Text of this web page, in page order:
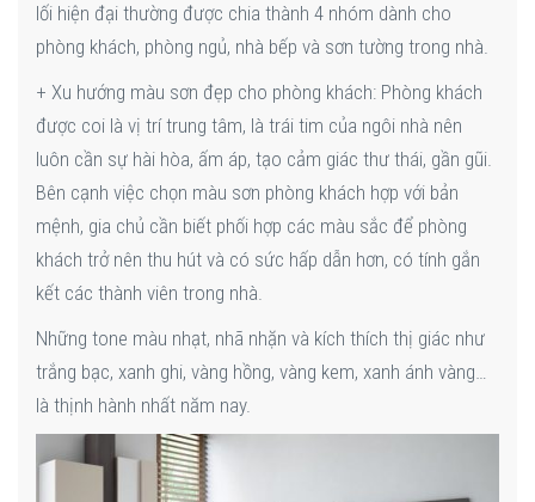
lối hiện đại thường được chia thành 4 nhóm dành cho
phòng khách, phòng ngủ, nhà bếp và sơn tường trong nhà.
+ Xu hướng màu sơn đẹp cho phòng khách: Phòng khách
được coi là vị trí trung tâm, là trái tim của ngôi nhà nên
luôn cần sự hài hòa, ấm áp, tạo cảm giác thư thái, gần gũi.
Bên cạnh việc chọn màu sơn phòng khách hợp với bản
mệnh, gia chủ cần biết phối hợp các màu sắc để phòng
khách trở nên thu hút và có sức hấp dẫn hơn, có tính gắn
kết các thành viên trong nhà.
Những tone màu nhạt, nhã nhặn và kích thích thị giác như
trắng bạc, xanh ghi, vàng hồng, vàng kem, xanh ánh vàng…
là thịnh hành nhất năm nay.